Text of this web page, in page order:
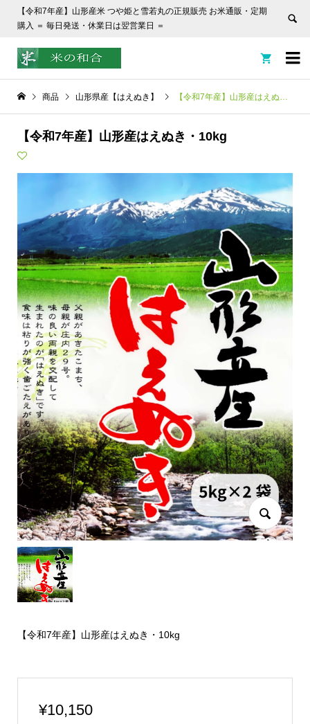
【令和7年産】山形産米 つや姫と雪若丸の正規販売 お米通販・定期
購入 ＝ 毎日発送・休業日は翌営業日 ＝


商品 山形県産【はえぬき】 【令和7年産】山形産はえぬき・10kg
【令和7年産】山形産はえぬき・10kg
【令和7年産】山形産はえぬき・10kg
¥10,150